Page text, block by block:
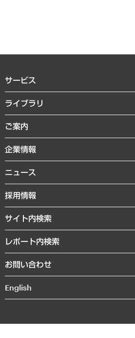
サービス
経営戦略
組織・人事戦略
デジタルイノベーション
共生・ダイバーシティ
GRC（ガバナンス・リスク・コンプライアンス
経済・産業・雇用・労働
まちづくり・観光・交通・スポーツ・スマートシ
自然資源・農林水産業・食料システム
ライブラリ
経済調査
レポート
コラム
経営用語集
受託・受注実績（官公庁関連）
メディア掲載・出演
ご案内
セミナー・イベント情報
MUFGビジネスセミナー
受託案件情報
企業情報
私たちの想い
社長メッセージ
会社概要
沿革
組織図・本部部室紹介
インドネシア現地法人
個人情報保護方針
ニュース
ニュースリリース
お知らせ
採用情報
サイト内検索
レポート内検索
お問い合わせ
English